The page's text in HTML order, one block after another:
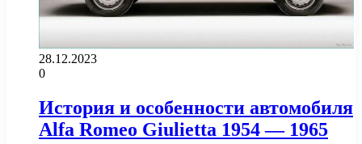
28.12.2023
0
История и особенности автомобиля
Alfa Romeo Giulietta 1954 — 1965